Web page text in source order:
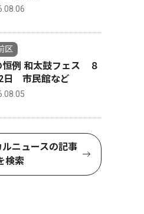
区
恒例 和太鼓フェス ８
日 市民館など
ニュースの記事
検索